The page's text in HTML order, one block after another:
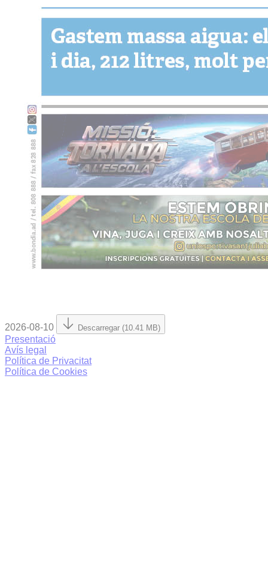
2026-08-10 Descarregar (10.41 MB)
Presentació
Avís legal
Política de Privacitat
Política de Cookies